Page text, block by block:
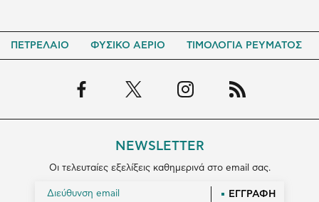
ΠΕΤΡΕΛΑΙΟ ΦΥΣΙΚΟ ΑΕΡΙΟ ΤΙΜΟΛΟΓΙΑ ΡΕΥΜΑΤΟΣ
NEWSLETTER
Οι τελευταίες εξελίξεις καθημερινά στο email σας.
ΕΓΓΡΑΦΗ